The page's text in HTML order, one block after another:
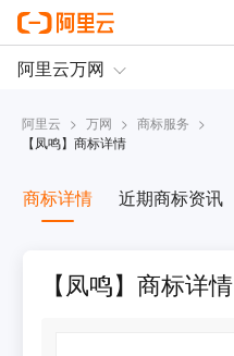
阿里云 > 万网 > 商标服务 >
【凤鸣】商标详情
商标详情 近期商标资讯
【凤鸣】商标详情